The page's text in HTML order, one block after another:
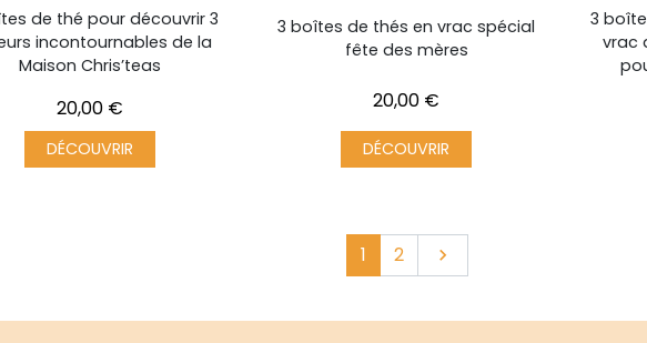
de thé pour découvrir 3
incontournables de la
Maison Chris’teas
Prix
20,00 €
DÉCOUVRIR
3 boîtes de thés en vrac spécial
fête des mères
Prix
20,00 €
DÉCOUVRIR
3
vrac
1 2 Suivant
